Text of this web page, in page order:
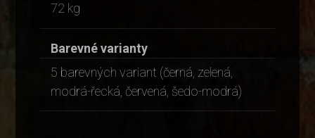
72 kg
Barevné varianty
5 barevných variant (černá, zelená,
modrá-řecká, červená, šedo-modrá)